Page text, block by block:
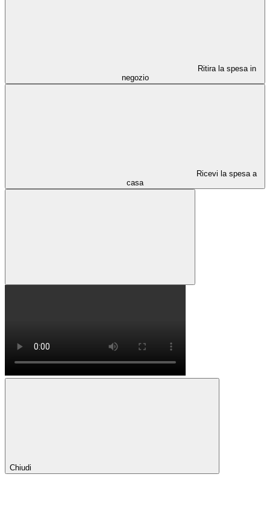
Ritira la spesa in
negozio
Ricevi la spesa a
casa
Chiudi